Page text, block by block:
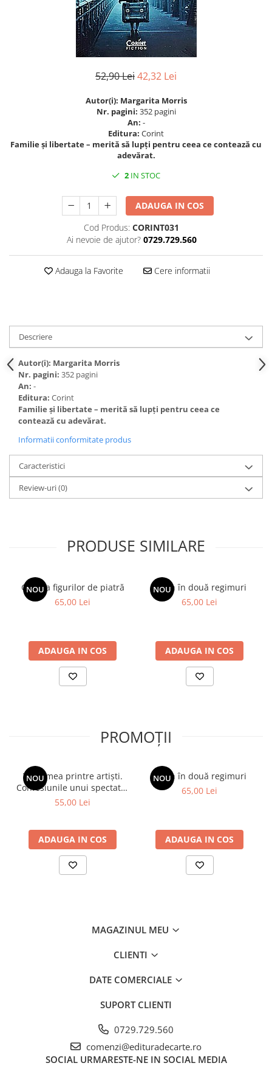
Manuale scolare/Cursuri
Proză
Spiritualitate/Ezoterism
Stiinte/Educatie
52,90 Lei42,32 Lei
Autor(i): Margarita Morris
Nr. pagini: 352 pagini
An: -
Editura: Corint
Familie și libertate – merită să lupți pentru ceea ce contează cu
adevărat.
2 IN STOC
ADAUGA IN COS
Cod Produs: CORINT031
Ai nevoie de ajutor? 0729.729.560
Adauga la Favorite Cere informatii
Descriere
Autor(i): Margarita Morris
Nr. pagini: 352 pagini
An: -
Editura: Corint
Familie și libertate – merită să lupți pentru ceea ce
contează cu adevărat.
Informatii conformitate produs
Caracteristici
Review-uri(0)
PRODUSE SIMILARE
NOU
Galeria figurilor de piatră
65,00 Lei
ADAUGA IN COS
NOU
Spion în două regimuri
65,00 Lei
ADAUGA IN COS
PROMOȚII
NOU
Viața mea printre artiști.
Confesiunile unui spectator
fidel
55,00 Lei
ADAUGA IN COS
NOU
Spion în două regimuri
65,00 Lei
ADAUGA IN COS
MAGAZINUL MEU
CLIENTI
DATE COMERCIALE
SUPORT CLIENTI
0729.729.560
comenzi@edituradecarte.ro
SOCIAL URMARESTE-NE IN SOCIAL MEDIA